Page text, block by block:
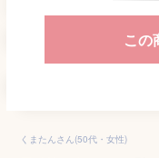
この
くまたんさん(50代・女性)